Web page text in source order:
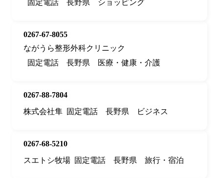
固定電話
長野県 ショッピング
0267-67-8055
ながうら整形外科クリニック
固定電話
長野県 医療・健康・介護
0267-88-7804
株式会社隼 固定電話 長野県 ビジネス
0267-68-5210
スエトシ牧場 固定電話 長野県 旅行・宿泊